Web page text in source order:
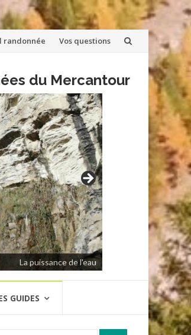
randonnée Vos questions
du Mercantour
La puissance de l'eau
GUIDES